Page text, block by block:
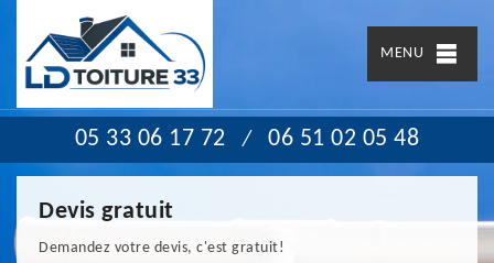
MENU
05 33 06 17 72 / 06 51 02 05 48
Devis gratuit
Demandez votre devis, c'est gratuit!